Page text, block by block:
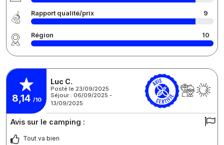
Rapport qualité/prix 9
Région 10
8,14 /10
Luc C.
Posté le 23/09/2025
Séjour : 06/09/2025 -
13/09/2025
Avis sur le camping :
Tout va bien